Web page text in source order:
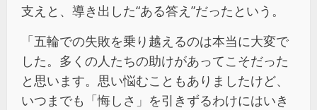
支えと、導き出した“ある答え”だったという。
「五輪での失敗を乗り越えるのは本当に大変で
した。多くの人たちの助けがあってこそだった
と思います。思い悩むこともありましたけど、
いつまでも「悔しさ」を引きずるわけにはいき